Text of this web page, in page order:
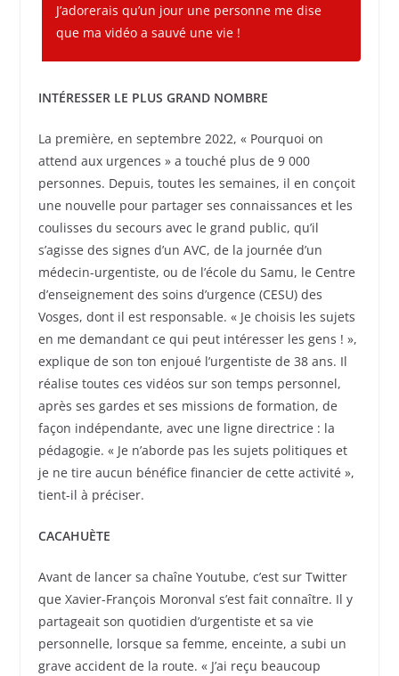
J’adorerais qu’un jour une personne me dise
que ma vidéo a sauvé une vie !
INTÉRESSER LE PLUS GRAND NOMBRE
La première, en septembre 2022, « Pourquoi on
attend aux urgences » a touché plus de 9 000
personnes. Depuis, toutes les semaines, il en conçoit
une nouvelle pour partager ses connaissances et les
coulisses du secours avec le grand public, qu’il
s’agisse des signes d’un AVC, de la journée d’un
médecin-urgentiste, ou de l’école du Samu, le Centre
d’enseignement des soins d’urgence (CESU) des
Vosges, dont il est responsable. « Je choisis les sujets
en me demandant ce qui peut intéresser les gens ! »,
explique de son ton enjoué l’urgentiste de 38 ans. Il
réalise toutes ces vidéos sur son temps personnel,
après ses gardes et ses missions de formation, de
façon indépendante, avec une ligne directrice : la
pédagogie. « Je n’aborde pas les sujets politiques et
je ne tire aucun bénéfice financier de cette activité »,
tient-il à préciser.
CACAHUÈTE
Avant de lancer sa chaîne Youtube, c’est sur Twitter
que Xavier-François Moronval s’est fait connaître. Il y
partageait son quotidien d’urgentiste et sa vie
personnelle, lorsque sa femme, enceinte, a subi un
grave accident de la route. « J’ai reçu beaucoup